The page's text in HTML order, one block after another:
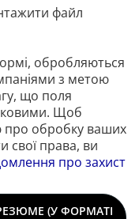
файл
обробляються
з метою
що поля
Щоб
про обробку ваших
свої права, ви
про захист
(У ФОРМАТІ